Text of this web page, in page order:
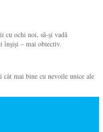
cu ochi noi, să-și vadă
înșiși – mai obiectiv.
cât mai bine cu nevoile unice ale